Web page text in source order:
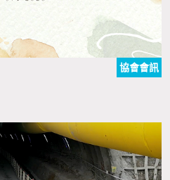
協會會訊